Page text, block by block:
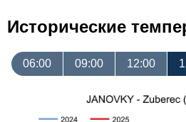
Исторические
06:00 09:00 12:00